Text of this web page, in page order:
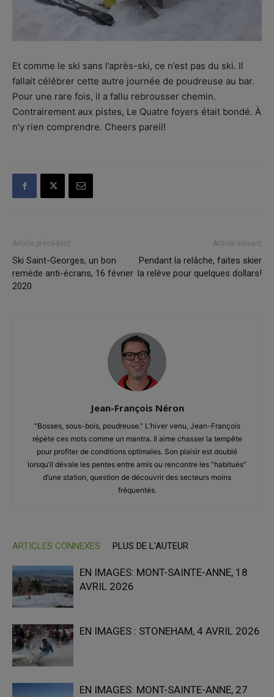
Et comme le ski sans l’après-ski, ce n’est pas du ski. Il
fallait célébrer cette autre journée de poudreuse au bar.
Pour une rare fois, il a fallu rebrousser chemin.
Contrairement aux pistes, Le Quatre foyers était bondé. À
n’y rien comprendre. Cheers pareil!
Article précédent
Ski Saint-Georges, un bon
remède anti-écrans, 16 février
2020
Article suivant
Pendant la relâche, faites skier
la relève pour quelques dollars!
Jean-François Néron
"Bosses, sous-bois, poudreuse." L’hiver venu, Jean-François
répète ces mots comme un mantra. Il aime chasser la tempête
pour profiter de conditions optimales. Son plaisir est doublé
lorsqu’il dévale les pentes entre amis ou rencontre les “habitués”
d’une station, question de découvrir des secteurs moins
fréquentés.
ARTICLES CONNEXES PLUS DE L'AUTEUR
EN IMAGES: MONT-SAINTE-ANNE, 18
AVRIL 2026
EN IMAGES : STONEHAM, 4 AVRIL 2026
EN IMAGES: MONT-SAINTE-ANNE, 27